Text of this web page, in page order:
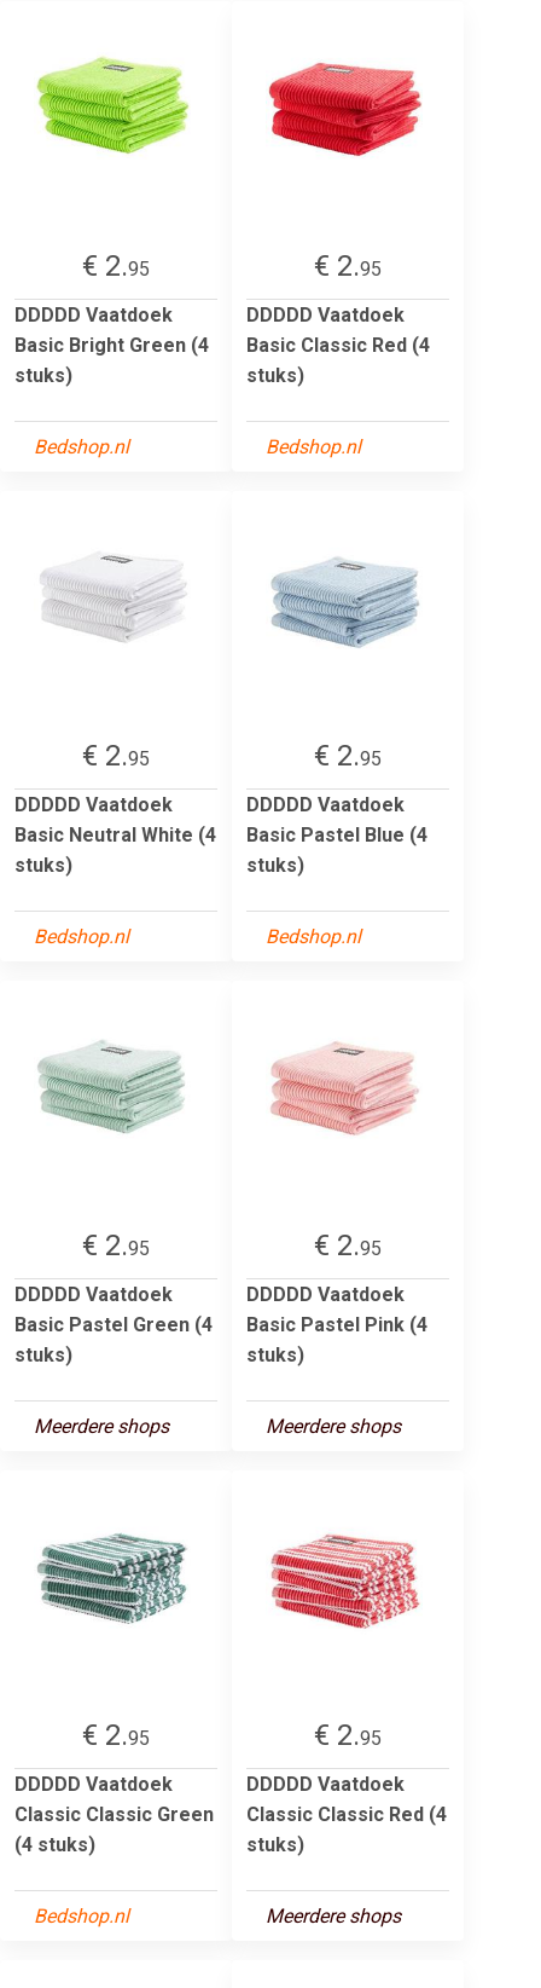
€ 2.95
DDDDD Vaatdoek
Basic Bright Green (4
stuks)
Bedshop.nl
€ 2.95
DDDDD Vaatdoek
Basic Classic Red (4
stuks)
Bedshop.nl
€ 2.95
DDDDD Vaatdoek
Basic Neutral White (4
stuks)
Bedshop.nl
€ 2.95
DDDDD Vaatdoek
Basic Pastel Blue (4
stuks)
Bedshop.nl
€ 2.95
DDDDD Vaatdoek
Basic Pastel Green (4
stuks)
Meerdere shops
€ 2.95
DDDDD Vaatdoek
Basic Pastel Pink (4
stuks)
Meerdere shops
€ 2.95
DDDDD Vaatdoek
Classic Classic Green
(4 stuks)
Bedshop.nl
€ 2.95
DDDDD Vaatdoek
Classic Classic Red (4
stuks)
Meerdere shops